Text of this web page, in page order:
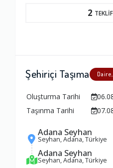
2
Şehiriçi Taşıma
Oluşturma Tarihi
Taşınma Tarihi
Adana Seyhan
Seyhan, Adana, Türkiye
Adana Seyhan
Seyhan, Adana, Türkiye